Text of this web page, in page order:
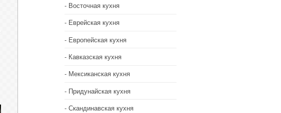
Восточная кухня
Еврейская кухня
Европейская кухня
Кавказская кухня
Мексиканская кухня
Придунайская кухня
Скандинавская кухня